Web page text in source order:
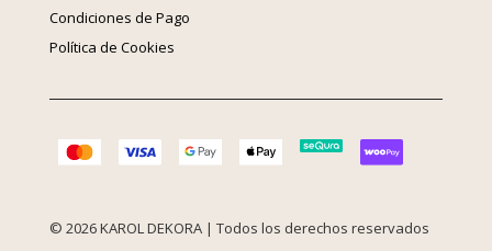
Condiciones de Pago
Política de Cookies
© 2026 KAROL DEKORA | Todos los derechos reservados